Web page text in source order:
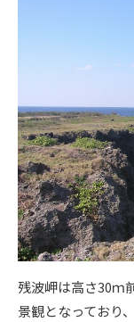
残波岬は高さ30ｍ
景観となっており